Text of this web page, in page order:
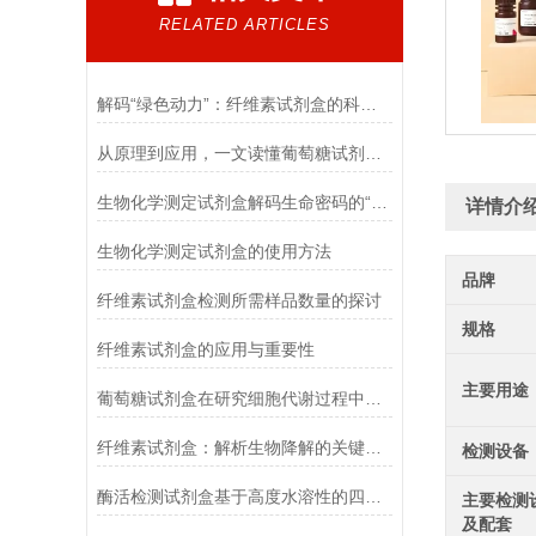
RELATED ARTICLES
解码“绿色动力”：纤维素试剂盒的科学逻辑
生物化学测定试剂盒的使用方法
纤维素试剂盒检测所需样品数量的探讨
纤维素试剂盒的应用与重要性
纤维素试剂盒：解析生物降解的关键利器
详情介
品牌
规格
主要用途
检测设备
主要检测
及配套